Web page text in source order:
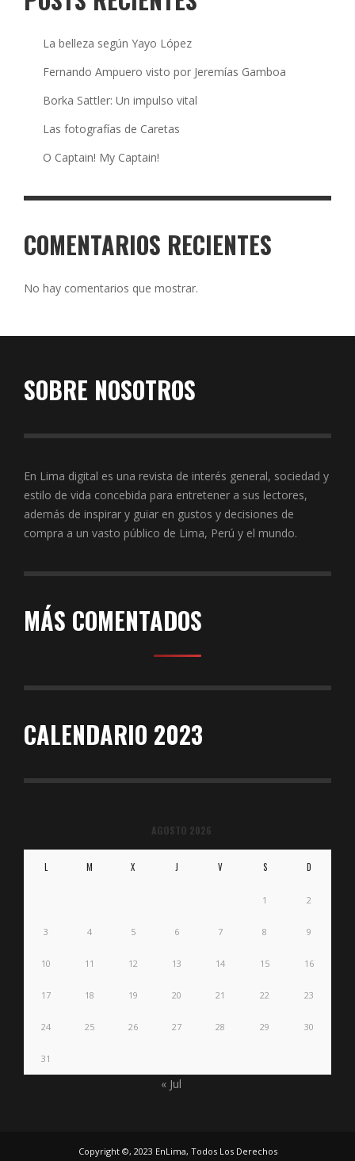
La belleza según Yayo López
Fernando Ampuero visto por Jeremías Gamboa
Borka Sattler: Un impulso vital
Las fotografías de Caretas
O Captain! My Captain!
COMENTARIOS RECIENTES
No hay comentarios que mostrar.
SOBRE NOSOTROS
En Lima digital es una revista de interés general, sociedad y
estilo de vida concebida para entretener a sus lectores,
además de inspirar y guiar en gustos y decisiones de
compra a un vasto público de Lima, Perú y el mundo.
MÁS COMENTADOS
CALENDARIO 2023
AGOSTO 2026
L M X J V S D
1 2
3 4 5 6 7 8 9
10 11 12 13 14 15 16
17 18 19 20 21 22 23
24 25 26 27 28 29 30
31
« Jul
Copyright ©, 2023 EnLima, Todos Los Derechos